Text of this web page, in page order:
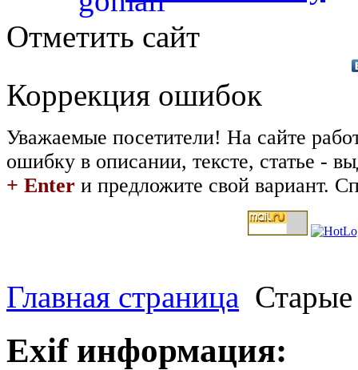
Отметить сайт
Коррекция ошибок
Уважаемые посетители! На сайте
ошибку в описании, тексте, статье -
+ Enter и предложите свой вариант.
Главная страница
Exif информация: